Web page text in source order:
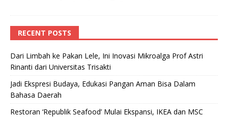
RECENT POSTS
Dari Limbah ke Pakan Lele, Ini Inovasi Mikroalga Prof Astri
Rinanti dari Universitas Trisakti
Jadi Ekspresi Budaya, Edukasi Pangan Aman Bisa Dalam
Bahasa Daerah
Restoran ‘Republik Seafood’ Mulai Ekspansi, IKEA dan MSC